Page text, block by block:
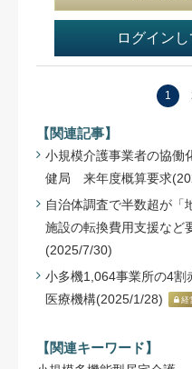
ログイン
1
【関連記事】
小規模介護事業者の協働
健局 来年度概算要求
自治体調査で半数超が「
施設の転換費用支援な
(2025/7/30)
小多機1,064事業所の4
医療機構(2025/1/28)
経
【関連キーワード】